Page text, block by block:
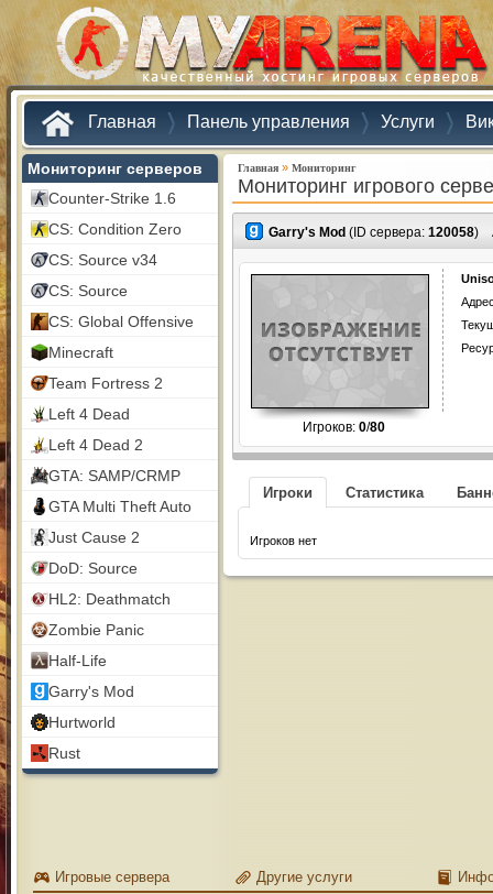
Главная Панель управления Услуги
Мониторинг серверов
Counter-Strike 1.6
CS: Condition Zero
CS: Source v34
CS: Source
CS: Global Offensive
Minecraft
Team Fortress 2
Left 4 Dead
Left 4 Dead 2
GTA: SAMP/CRMP
GTA Multi Theft Auto
Just Cause 2
DoD: Source
HL2: Deathmatch
Zombie Panic
Half-Life
Garry's Mod
Hurtworld
Rust
Главная » Мониторинг
Мониторинг игрового
Garry's Mod (ID сервера: 120058)
Игроков: 0/80
Игроки Статистика
Игроков нет
Игровые сервера Другие услуги